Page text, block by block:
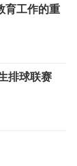
育工作的重
排球联赛